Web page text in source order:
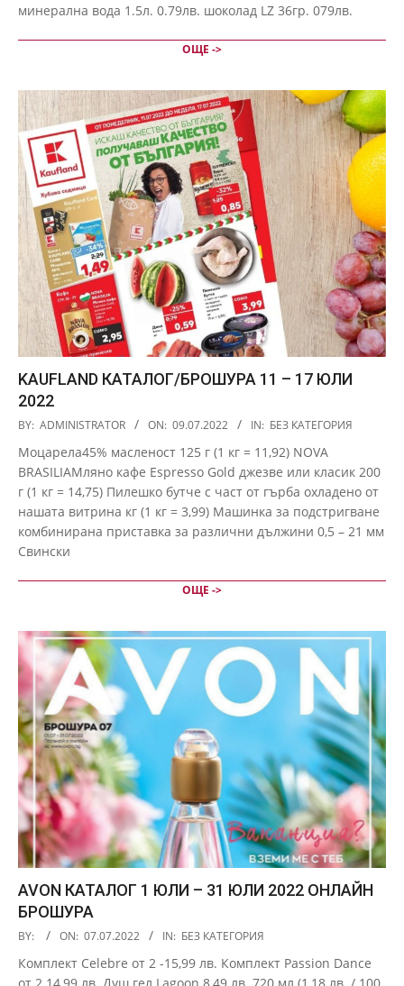
минерална вода 1.5л. 0.79лв. шоколад LZ 36гр. 079лв.
ОЩЕ ->
KAUFLAND КАТАЛОГ/БРОШУРА 11 – 17 ЮЛИ
2022
2022-
09
BY: ADMINISTRATOR ON: 09.07.2022 IN: БЕЗ КАТЕГОРИЯ
Моцарела45% масленост 125 г (1 кг = 11,92) NOVA
BRASILIAМляно кафе Espresso Gold джезве или класик 200
г (1 кг = 14,75) Пилешко бутче с част от гърба охладено от
нашата витрина кг (1 кг = 3,99) Машинка за подстригване
комбинирана приставка за различни дължини 0,5 – 21 мм
Свински
ОЩЕ ->
AVON КАТАЛОГ 1 ЮЛИ – 31 ЮЛИ 2022 ОНЛАЙН
БРОШУРА
2022-
07
BY: ON: 07.07.2022 IN: БЕЗ КАТЕГОРИЯ
Комплект Celebre от 2 -15,99 лв. Комплект Passion Dance